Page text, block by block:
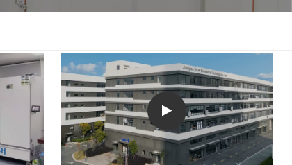
Melayu
Tiếng Việt
Indonesia
বাংলা